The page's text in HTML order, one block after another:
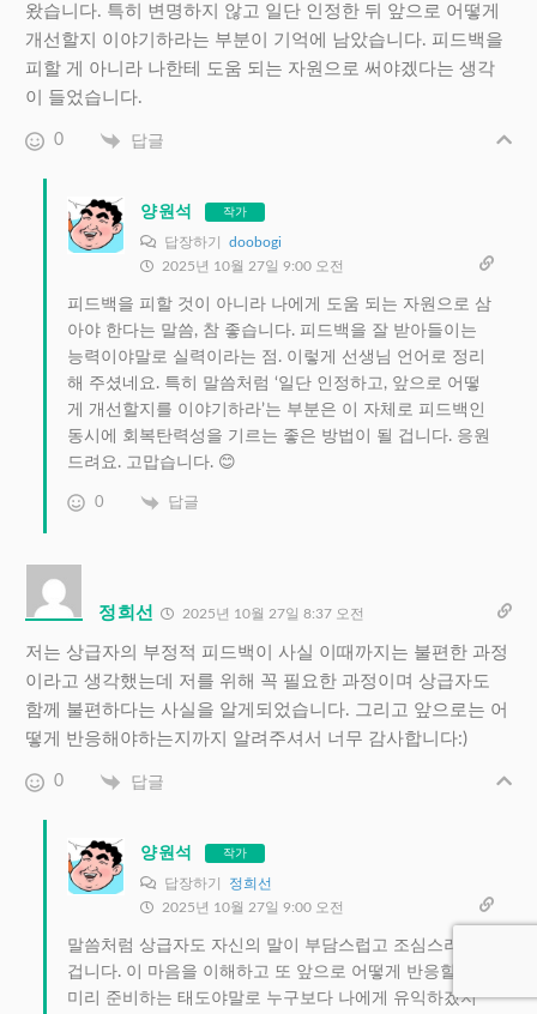
왔습니다. 특히 변명하지 않고 일단 인정한 뒤 앞으로 어떻게
개선할지 이야기하라는 부분이 기억에 남았습니다. 피드백을
피할 게 아니라 나한테 도움 되는 자원으로 써야겠다는 생각
이 들었습니다.
0 답글
양원석 작가
답장하기 doobogi
2025년 10월 27일 9:00 오전
피드백을 피할 것이 아니라 나에게 도움 되는 자원으로 삼
아야 한다는 말씀, 참 좋습니다. 피드백을 잘 받아들이는
능력이야말로 실력이라는 점. 이렇게 선생님 언어로 정리
해 주셨네요. 특히 말씀처럼 ‘일단 인정하고, 앞으로 어떻
게 개선할지를 이야기하라’는 부분은 이 자체로 피드백인
동시에 회복탄력성을 기르는 좋은 방법이 될 겁니다. 응원
드려요. 고맙습니다. 😊
0 답글
정희선 2025년 10월 27일 8:37 오전
저는 상급자의 부정적 피드백이 사실 이때까지는 불편한 과정
이라고 생각했는데 저를 위해 꼭 필요한 과정이며 상급자도
함께 불편하다는 사실을 알게되었습니다. 그리고 앞으로는 어
떻게 반응해야하는지까지 알려주셔서 너무 감사합니다:)
0 답글
양원석 작가
답장하기 정희선
2025년 10월 27일 9:00 오전
말씀처럼 상급자도 자신의 말이 부담스럽고 조심스러웠을
겁니다. 이 마음을 이해하고 또 앞으로 어떻게 반응할지를
미리 준비하는 태도야말로 누구보다 나에게 유익하겠지